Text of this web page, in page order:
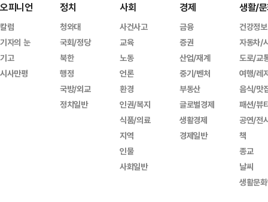
오피니언
칼럼
기자의 눈
기고
시사만평
정치
청와대
국회/정당
북한
행정
국방/외교
정치일반
사회
사건사고
교육
노동
언론
환경
인권/복지
식품/의료
지역
인물
사회일반
경제
금융
증권
산업/재계
중기/벤처
부동산
글로벌경제
생활경제
경제일반
생활/
건강정보
자동차/
도로/교
여행/레
음식/맛
패션/뷰
공연/전
책
종교
날씨
생활문